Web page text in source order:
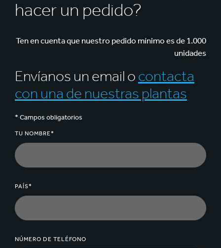
de envasado.
hacer un pedido?
Ten en cuenta que nuestro pedido mínimo es de 1.000
unidades
Envíanos un email ocontacta
con una de nuestras plantas
* Campos obligatorios
TU NOMBRE*
PAÍS*
NÚMERO DE TELÉFONO